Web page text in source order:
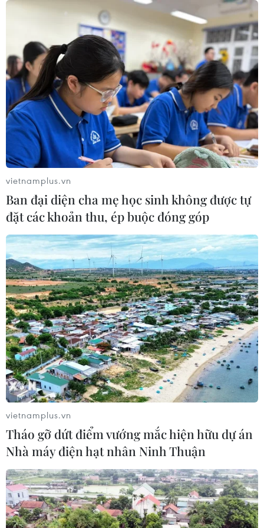
người trên quốc lộ ở Quảng Trị
Khởi tố Chủ tịch Hội đồng quản trị,
Giám đốc Công ty cổ phần Mekolor
06/08/2026 09:06
Thêm một nhóm dàn cảnh cướp giật
tại khu Tân Huê Viên sa lưới
06/08/2026 05:57
Khẩn trường khám nghiệm
hiện trường, điều tra nguyên nhân
vụ cháy chợ Biên Hòa
06/08/2026 04:37
Nâng cao hiệu quả đấu tranh phòng,
chống tội phạm và vi phạm pháp luật
06/08/2026 04:13
Cảnh báo thủ đoạn lừa đảo đưa lao
động thời vụ sang Hàn Quốc
06/08/2026 04:11
24 năm tù cho 2 vợ chồng tổ
chức “bay lắc” tại Hà Nội
06/08/2026 03:46
vietnamplus.vn
Ban đại diện cha mẹ học sinh không được tự
đặt các khoản thu, ép buộc đóng góp
vietnamplus.vn
Tháo gỡ dứt điểm vướng mắc hiện hữu dự án
Nhà máy điện hạt nhân Ninh Thuận